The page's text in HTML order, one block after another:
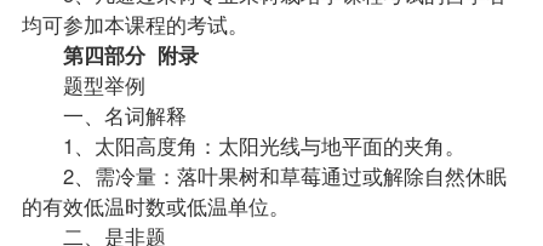
均可参加本课程的考试。
第四部分 附录
题型举例
一、名词解释
1、太阳高度角：太阳光线与地平面的夹角。
2、需冷量：落叶果树和草莓通过或解除自然休眠
的有效低温时数或低温单位。
二、是非题